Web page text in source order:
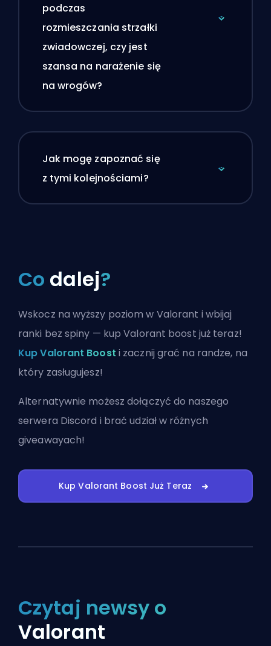
podczas
rozmieszczania strzałki
zwiadowczej, czy jest
szansa na narażenie się
na wrogów?
Jak mogę zapoznać się
z tymi kolejnościami?
Co dalej?
Wskocz na wyższy poziom w Valorant i wbijaj
ranki bez spiny — kup Valorant boost już teraz!
Kup Valorant Boost i zacznij grać na randze, na
który zasługujesz!
Alternatywnie możeszdołączyć do naszego
serwera Discord i brać udział w różnych
giveawayach!
Kup Valorant Boost Już Teraz
Czytaj newsy o
Valorant